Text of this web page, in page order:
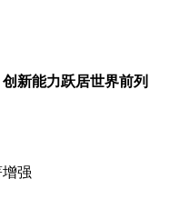
新能力跃居世界前列
强